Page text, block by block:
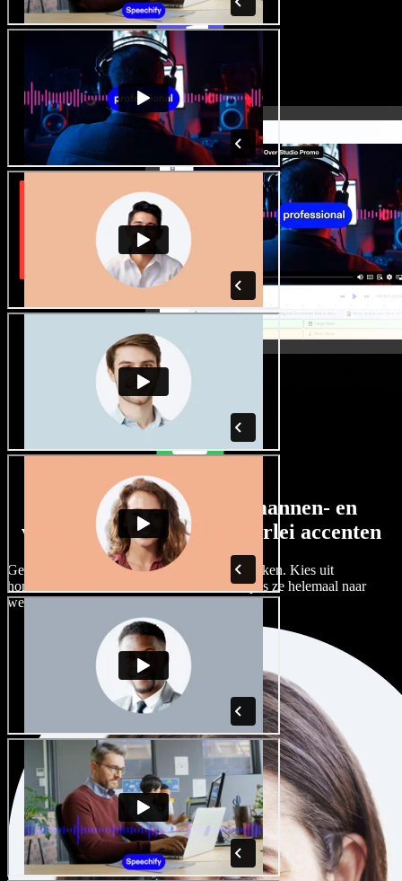
Een ruim aanbod aan mannen- en
vrouwenstemmen met allerlei accenten
Geen twee projecten hoeven hetzelfde te klinken. Kies uit
honderden AI-stemacteurs en accenten, en pas ze helemaal naar
wens aan.